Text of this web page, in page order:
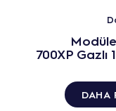
700XP Gazlı
DAHA